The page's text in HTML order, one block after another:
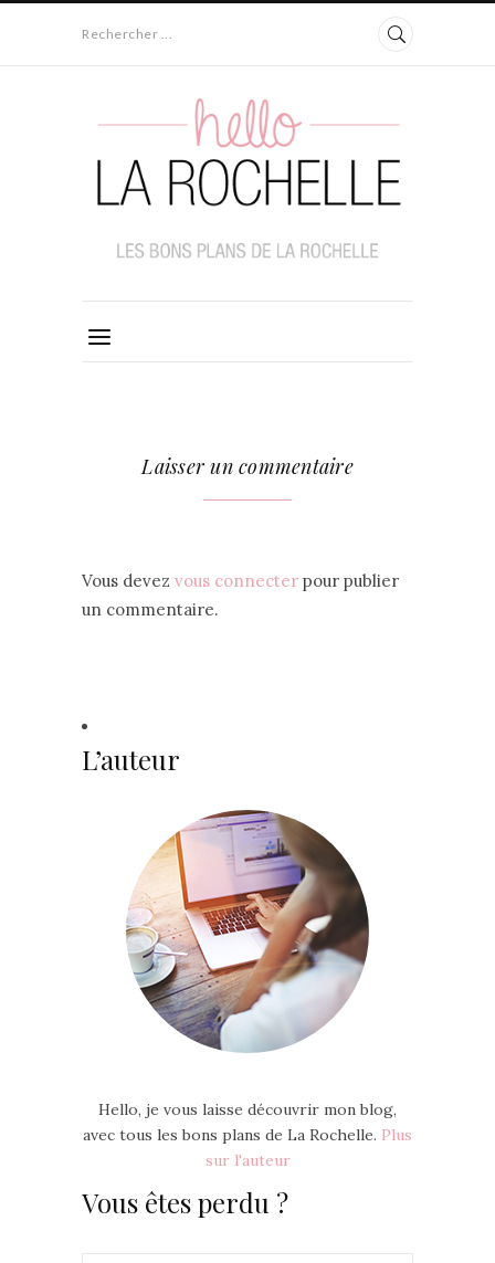
Rechercher ...
Laisser un commentaire
Vous devez vous connecter pour publier
un commentaire.
L’auteur
Hello, je vous laisse découvrir mon blog,
avec tous les bons plans de La Rochelle. Plus
sur l'auteur
Vous êtes perdu ?